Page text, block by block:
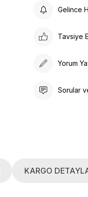
Gelince
Tavsiye
Yorum
Sorular
KARGO